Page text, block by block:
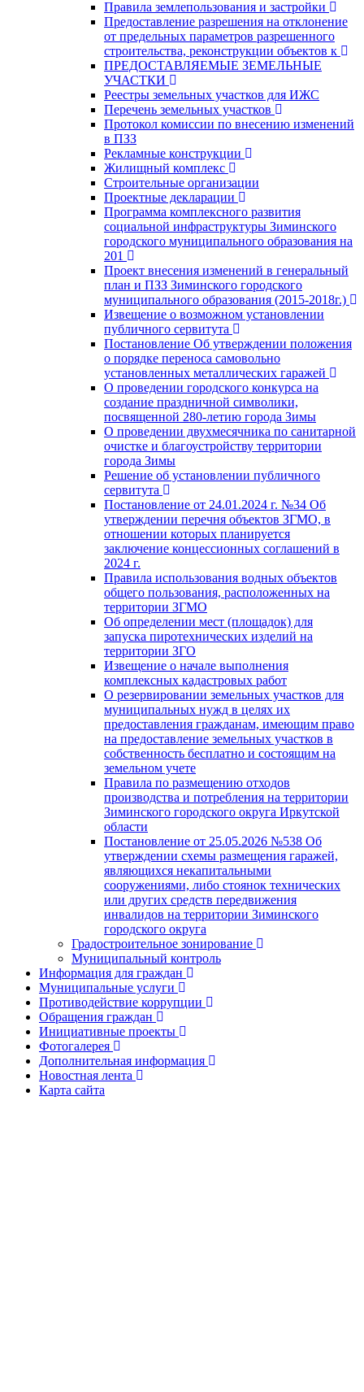
Правила землепользования и застройки
Предоставление разрешения на отклонение
от предельных параметров разрешенного
строительства, реконструкции объектов к
ПРЕДОСТАВЛЯЕМЫЕ ЗЕМЕЛЬНЫЕ
УЧАСТКИ
Реестры земельных участков для ИЖС
Перечень земельных участков
Протокол комиссии по внесению изменений
в ПЗЗ
Рекламные конструкции
Жилищный комплекс
Строительные организации
Проектные декларации
Программа комплексного развития
социальной инфраструктуры Зиминского
городского муниципального образования на
201
Проект внесения изменений в генеральный
план и ПЗЗ Зиминского городского
муниципального образования (2015-2018г.)
Извещение о возможном установлении
публичного сервитута
Постановление Об утверждении положения
о порядке переноса самовольно
установленных металлических гаражей
О проведении городского конкурса на
создание праздничной символики,
посвященной 280-летию города Зимы
О проведении двухмесячника по санитарной
очистке и благоустройству территории
города Зимы
Решение об установлении публичного
сервитута
Постановление от 24.01.2024 г. №34 Об
утверждении перечня объектов ЗГМО, в
отношении которых планируется
заключение концессионных соглашений в
2024 г.
Правила использования водных объектов
общего пользования, расположенных на
территории ЗГМО
Об определении мест (площадок) для
запуска пиротехнических изделий на
территории ЗГО
Извещение о начале выполнения
комплексных кадастровых работ
О резервировании земельных участков для
муниципальных нужд в целях их
предоставления гражданам, имеющим право
на предоставление земельных участков в
собственность бесплатно и состоящим на
земельном учете
Правила по размещению отходов
производства и потребления на территории
Зиминского городского округа Иркутской
области
Постановление от 25.05.2026 №538 Об
утверждении схемы размещения гаражей,
являющихся некапитальными
сооружениями, либо стоянок технических
или других средств передвижения
инвалидов на территории Зиминского
городского округа
Градостроительное зонирование
Муниципальный контроль
Информация для граждан
Муниципальные услуги
Противодействие коррупции
Обращения граждан
Инициативные проекты
Фотогалерея
Дополнительная информация
Новостная лента
Карта сайта